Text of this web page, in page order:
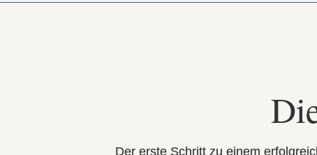
Der erste Schritt zu einem